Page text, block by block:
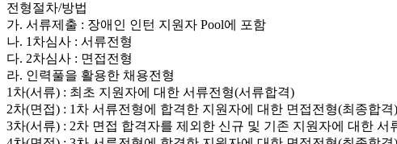
전형절차/방법
가. 서류제출 : 장애인 인턴 지원자 Pool에 포함
나. 1차심사 : 서류전형
다. 2차심사 : 면접전형
라. 인력풀을 활용한 채용전형
1차(서류) : 최초 지원자에 대한 서류전형(서류합격)
2차(면접) : 1차 서류전형에 합격한 지원자에 대한 면접전형(최종합격)
3차(서류) : 2차 면접 합격자를 제외한 신규 및 기존 지원자에 대한 서